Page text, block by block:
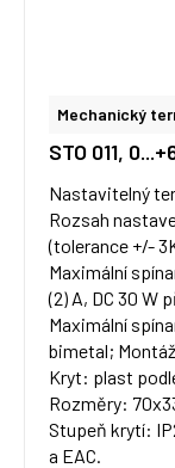
Mechanický
STO 011,
Nastavitelný
Rozsah
(tolerance +/-
Maximální
(2) A, DC 30 W
Maximální
bimetal;
Kryt: plast
Rozměry:
Stupeň krytí:
a EAC.